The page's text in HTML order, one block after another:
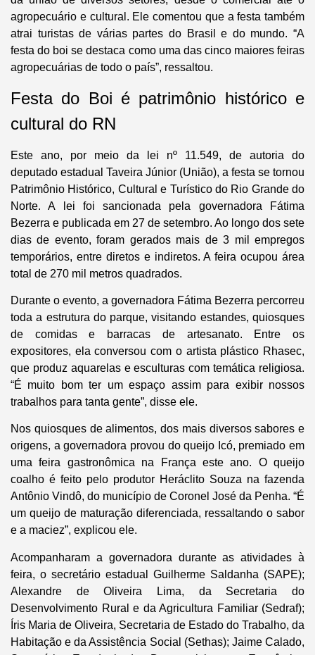
agropecuário e cultural. Ele comentou que a festa também
atrai turistas de várias partes do Brasil e do mundo. “A
festa do boi se destaca como uma das cinco maiores feiras
agropecuárias de todo o país”, ressaltou.
Festa do Boi é patrimônio histórico e
cultural do RN
Este ano, por meio da lei nº 11.549, de autoria do
deputado estadual Taveira Júnior (União), a festa se tornou
Patrimônio Histórico, Cultural e Turístico do Rio Grande do
Norte. A lei foi sancionada pela governadora Fátima
Bezerra e publicada em 27 de setembro. Ao longo dos sete
dias de evento, foram gerados mais de 3 mil empregos
temporários, entre diretos e indiretos. A feira ocupou área
total de 270 mil metros quadrados.
Durante o evento, a governadora Fátima Bezerra percorreu
toda a estrutura do parque, visitando estandes, quiosques
de comidas e barracas de artesanato. Entre os
expositores, ela conversou com o artista plástico Rhasec,
que produz aquarelas e esculturas com temática religiosa.
“É muito bom ter um espaço assim para exibir nossos
trabalhos para tanta gente”, disse ele.
Nos quiosques de alimentos, dos mais diversos sabores e
origens, a governadora provou do queijo Icó, premiado em
uma feira gastronômica na França este ano. O queijo
coalho é feito pelo produtor Heráclito Souza na fazenda
Antônio Vindô, do município de Coronel José da Penha. “É
um queijo de maturação diferenciada, ressaltando o sabor
e a maciez”, explicou ele.
Acompanharam a governadora durante as atividades à
feira, o secretário estadual Guilherme Saldanha (SAPE);
Alexandre de Oliveira Lima, da Secretaria do
Desenvolvimento Rural e da Agricultura Familiar (Sedraf);
Íris Maria de Oliveira, Secretaria de Estado do Trabalho, da
Habitação e da Assistência Social (Sethas); Jaime Calado,